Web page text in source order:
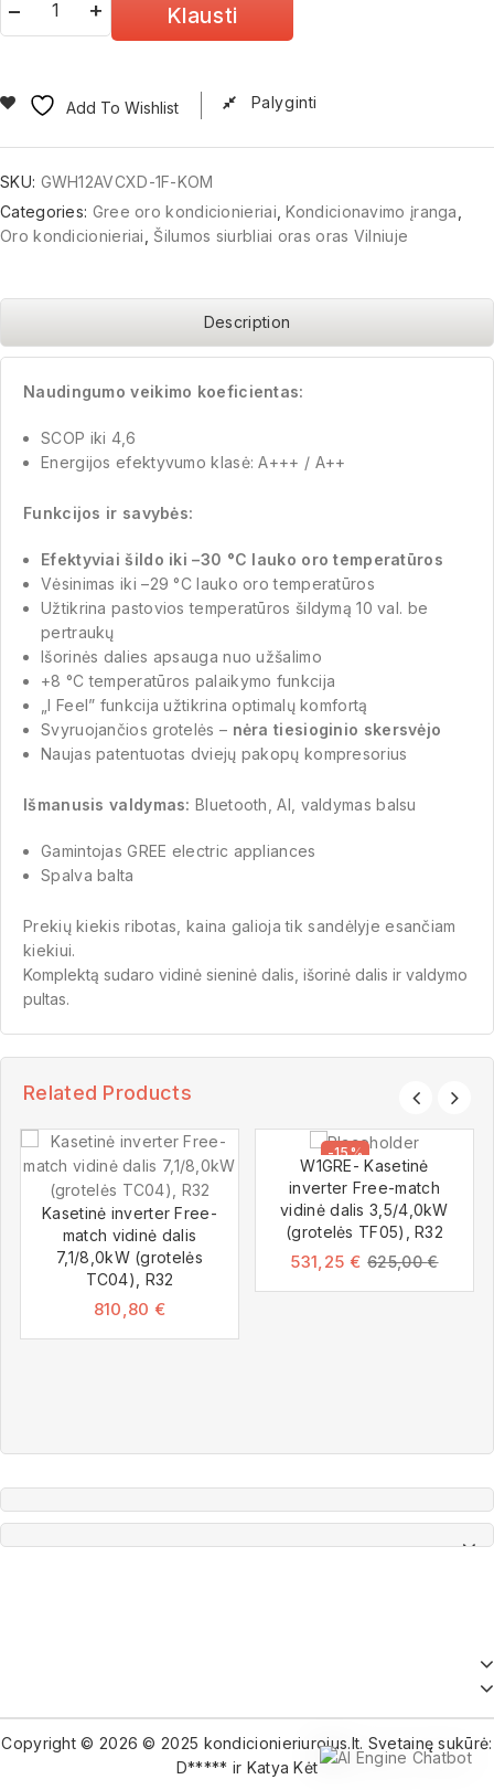
Klausti
Add To Wishlist Palyginti
SKU: GWH12AVCXD-1F-KOM
Categories: Gree oro kondicionieriai ,Kondicionavimo įranga
Oro kondicionieriai
Šilumos siurbliai oras oras Vilniuje
Description
Naudingumo veikimo koeficientas:
SCOP iki 4,6
Energijos efektyvumo klasė: A+++ / A++
Funkcijos ir savybės:
Efektyviai šildo iki –30 °C lauko oro temperatūros
Vėsinimas iki –29 °C lauko oro temperatūros
Užtikrina pastovios temperatūros šildymą 10 val. be
pertraukų
Išorinės dalies apsauga nuo užšalimo
+8 °C temperatūros palaikymo funkcija
„I Feel” funkcija užtikrina optimalų komfortą
Svyruojančios grotelės – nėra tiesioginio skersvėjo
Naujas patentuotas dviejų pakopų kompresorius
Išmanusis valdymas: Bluetooth, AI, valdymas balsu
Gamintojas GREE electric appliances
Spalva balta
Prekių kiekis ribotas, kaina galioja tik sandėlyje esančiam
kiekiui.
Komplektą sudaro vidinė sieninė dalis, išorinė dalis ir valdymo
pultas.
Related Products
Kasetinė inverter Free-
match vidinė dalis
7,1/8,0kW (grotelės
TC04), R32
810,80 €
-15%
W1GRE- Kasetinė
inverter Free-match
vidinė dalis 3,5/4,0kW
(grotelės TF05), R32
531,25 € 625,00€
Copyright © 2026 © 2025 kondicionieriurojus.lt. Svetainę sukūrė:
D***** ir Katya Kėt